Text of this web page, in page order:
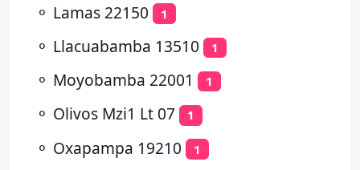
⚬ Lamas 22150 1
⚬ Llacuabamba 13510 1
⚬ Moyobamba 22001 1
⚬ Olivos Mzi1 Lt 07 1
⚬ Oxapampa 19210 1